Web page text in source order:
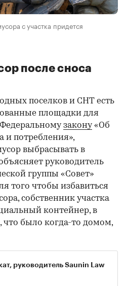
с участка придется
после сноса
поселков и СНТ есть
площадки для
закону«Об
и потребления»,
выбрасывать в
руководитель
группы «Совет»
того чтобы избавиться
собственник участка
контейнер, в
что было когда-то домом,
руководитель Saunin Law